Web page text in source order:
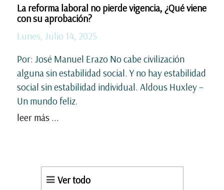
La reforma laboral no pierde vigencia, ¿Qué viene
con su aprobación?
Lunes, Julio 14, 2025
Por: José Manuel Erazo No cabe civilización
alguna sin estabilidad social. Y no hay estabilidad
social sin estabilidad individual. Aldous Huxley –
Un mundo feliz.
leer más ...
Ver todo